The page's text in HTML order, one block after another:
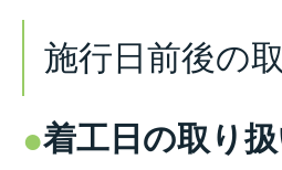
施行日前後の
着工日の取り